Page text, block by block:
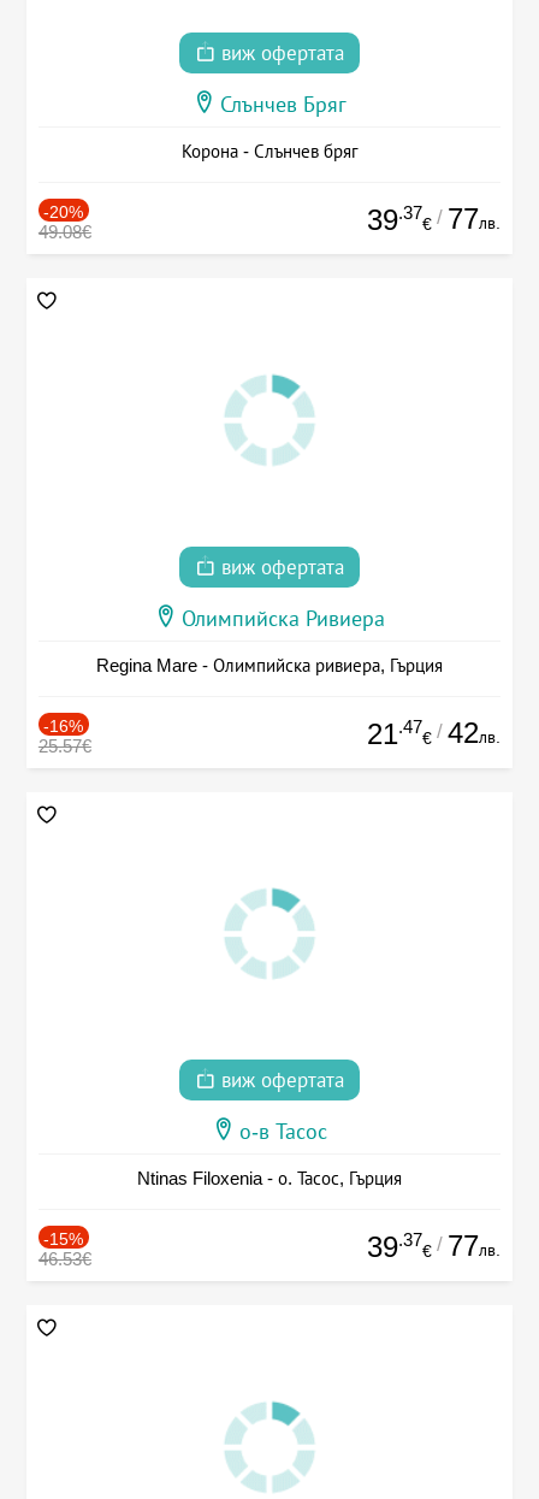
виж офертата
Слънчев Бряг
Корона - Слънчев бряг
-20%
49.08€ 39.37
€ / 77лв.
виж офертата
Олимпийска Ривиера
Regina Mare - Олимпийска ривиера, Гърция
-16%
25.57€ 21.47
€ / 42лв.
виж офертата
о-в Тасос
Ntinas Filoxenia - о. Тасос, Гърция
-15%
46.53€ 39.37
€ / 77лв.